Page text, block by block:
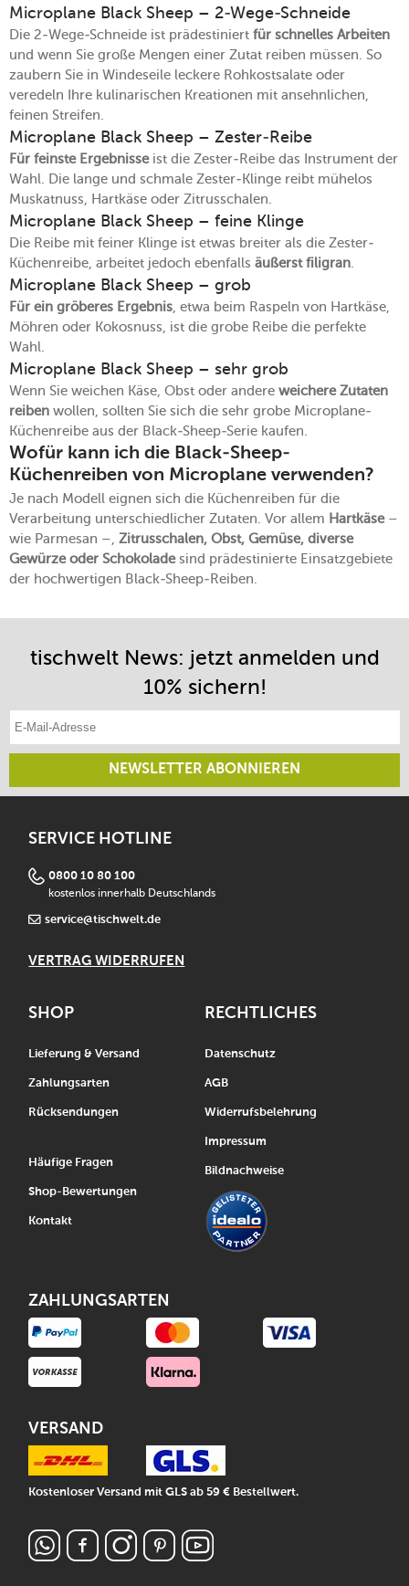
Microplane Black Sheep – 2-Wege-Schneide
Die 2-Wege-Schneide ist prädestiniert für schnelles Arbeiten
und wenn Sie große Mengen einer Zutat reiben müssen. So
zaubern Sie in Windeseile leckere Rohkostsalate oder
veredeln Ihre kulinarischen Kreationen mit ansehnlichen,
feinen Streifen.
Microplane Black Sheep – Zester-Reibe
Für feinste Ergebnisseist die Zester-Reibe das Instrument der
Wahl. Die lange und schmale Zester-Klinge reibt mühelos
Muskatnuss, Hartkäse oder Zitrusschalen.
Microplane Black Sheep – feine Klinge
Die Reibe mit feiner Klinge ist etwas breiter als die Zester-
Küchenreibe, arbeitet jedoch ebenfalls äußerst filigran.
Microplane Black Sheep – grob
Für ein gröberes Ergebnis, etwa beim Raspeln von Hartkäse,
Möhren oder Kokosnuss, ist die grobe Reibe die perfekte
Wahl.
Microplane Black Sheep – sehr grob
Wenn Sie weichen Käse, Obst oder andere weichere Zutaten
reiben wollen, sollten Sie sich die sehr grobe Microplane-
Küchenreibe aus der Black-Sheep-Serie kaufen.
Wofür kann ich die Black-Sheep-
Küchenreiben von Microplane verwenden?
Je nach Modell eignen sich die Küchenreiben für die
Verarbeitung unterschiedlicher Zutaten. Vor allem Hartkäse–
wie Parmesan –, Zitrusschalen, Obst, Gemüse, diverse
Gewürze oder Schokoladesind prädestinierte Einsatzgebiete
der hochwertigen Black-Sheep-Reiben.
tischwelt News: jetzt anmelden und
10% sichern!
E-Mail-Adresse eintragen
NEWSLETTER ABONNIEREN
SERVICE HOTLINE
0800 10 80 100
kostenlos innerhalb Deutschlands
service@tischwelt.de
VERTRAG WIDERRUFEN
SHOP
Lieferung & Versand
Zahlungsarten
Rücksendungen
Häufige Fragen
Shop-Bewertungen
Kontakt
RECHTLICHES
Datenschutz
AGB
Widerrufsbelehrung
Impressum
Bildnachweise
ZAHLUNGSARTEN
VERSAND
Kostenloser Versand mit GLS ab 59 € Bestellwert.